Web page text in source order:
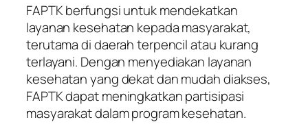
FAPTK berfungsi untuk mendekatkan
layanan kesehatan kepada masyarakat,
terutama di daerah terpencil atau kurang
terlayani. Dengan menyediakan layanan
kesehatan yang dekat dan mudah diakses,
FAPTK dapat meningkatkan partisipasi
masyarakat dalam program kesehatan.